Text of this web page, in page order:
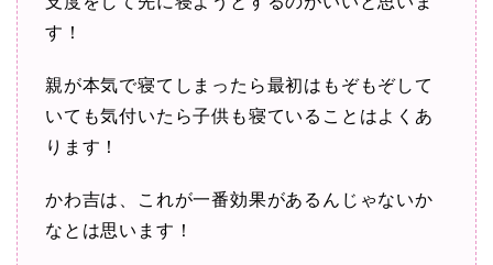
す！
親が本気で寝てしまったら最初はもぞもぞして
いても気付いたら子供も寝ていることはよくあ
ります！
かわ吉は、これが一番効果があるんじゃないか
なとは思います！